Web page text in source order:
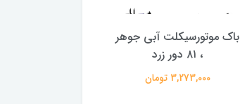
باک موتورسیکلت آبی جوهر
، ۸۱ دور زرد
3,273,000 تومان